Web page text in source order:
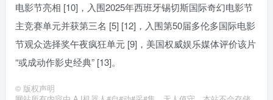
电影节亮相 [10]，入围2025年西班牙锡切斯国际奇幻电影节
主竞赛单元并获第三名 [5] [12]，入围第50届多伦多国际电影
节观众选择奖午夜疯狂单元 [9]，美国权威娱乐媒体评价该片
“或成动作影史经典” [13]。
© 版权声明